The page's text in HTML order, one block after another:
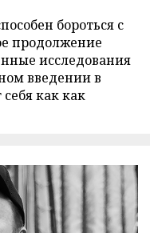
бороться с
продолжение
исследования
введении в
как как